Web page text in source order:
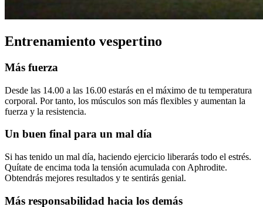
Entrenamiento vespertino
Más fuerza
Desde las 14.00 a las 16.00 estarás en el máximo de tu temperatura
corporal. Por tanto, los músculos son más flexibles y aumentan la
fuerza y la resistencia.
Un buen final para un mal día
Si has tenido un mal día, haciendo ejercicio liberarás todo el estrés.
Quítate de encima toda la tensión acumulada con Aphrodite.
Obtendrás mejores resultados y te sentirás genial.
Más responsabilidad hacia los demás